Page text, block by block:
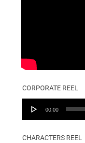
CORPORATE REEL
Audio
00:00
CHARACTERS REEL